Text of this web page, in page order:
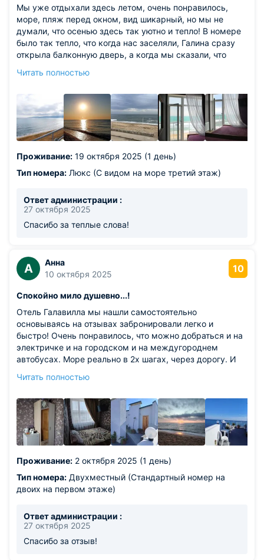
Мы уже отдыхали здесь летом, очень понравилось,
море, пляж перед окном, вид шикарный, но мы не
думали, что осенью здесь так уютно и тепло! В номере
было так тепло, что когда нас заселяли, Галина сразу
открыла балконную дверь, а когда мы сказали, что
такую температуру, что бы гости и в холодное время
забота покорила наши сердца, теперь мы
добровольные пленники этого места!
Читать полностью
Проживание: 19 октября 2025 (1 день)
Тип номера: Люкс (С видом на море третий этаж)
Ответ администрации :
27 октября 2025
Спасибо за теплые слова!
А
Анна
10 октября 2025
10
Спокойно мило душевно...!
Отель Галавилла мы нашли самостоятельно
основываясь на отзывах забронировали легко и
быстро! Очень понравилось, что можно добраться и на
электричке и на городском и на междугороднем
автобусах. Море реально в 2х шагах, через дорогу. И
дне и главное песок на берегу! Он из частей разных
рассыпания... Не удержались и горсточку этого чудо-
песочка прихватили для тёплых приятных
воспоминаний об этом местечке! Персонал очень
вежливый, радушно пригласил заселиться пораньше. В
и тактильности, начиная от постельного, полотенец и
заканчивая ...посудой и наполненностью ванной
комнаты! В октябре никто не мешал громкими звуками.
оставила крыша отеля, оборудованная для отдыха
гостей! Можно заказать мангал для приготовления
шашлыка. С удовольствием приедем снова и
рекомендуем другим отдыхающим!
Читать полностью
Проживание: 2 октября 2025 (1 день)
Тип номера: Двухместный (Стандартный номер на
двоих на первом этаже)
Ответ администрации :
27 октября 2025
Спасибо за отзыв!